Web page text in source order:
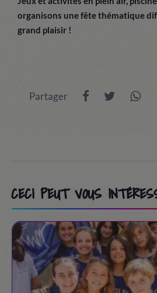
organisons une fête thématique
grand plaisir !
Partager
CECI PEUT VOUS